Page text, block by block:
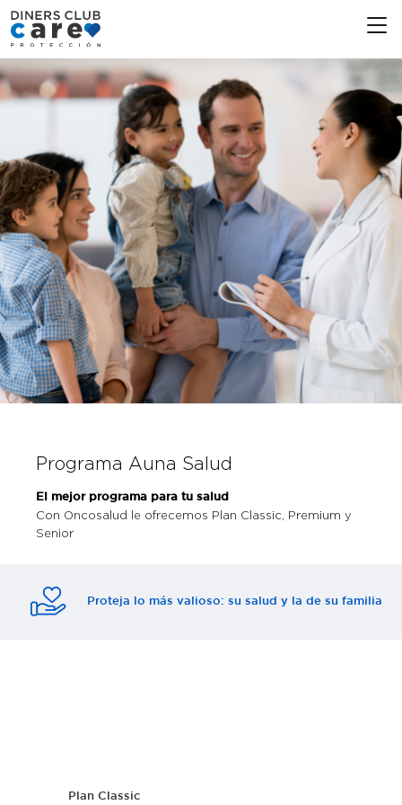
Programa Auna Salud
El mejor programa para tu salud
Con Oncosalud le ofrecemos Plan Classic, Premium y
Senior
Proteja lo más valioso: su salud y la de su familia
Plan Classic